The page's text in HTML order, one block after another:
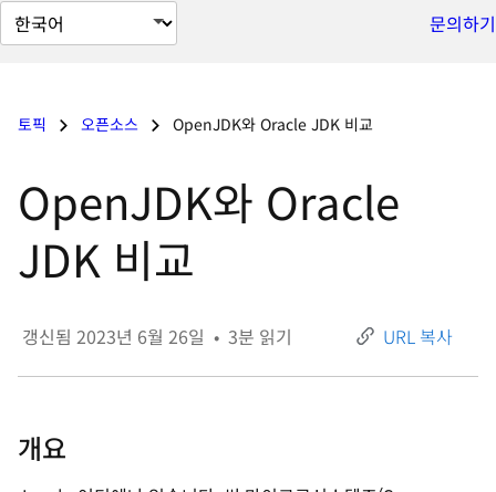
페
이
어
문의하기
토픽 오픈소스 OpenJDK와 Oracle JDK 비교
OpenJDK와 Oracle
JDK 비교
갱신됨 2023년 6월 26일 • 3분 읽기 URL 복사
개요